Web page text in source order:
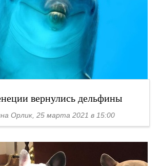
вернулись дельфины
Орлик, 25 марта 2021 в 15:00